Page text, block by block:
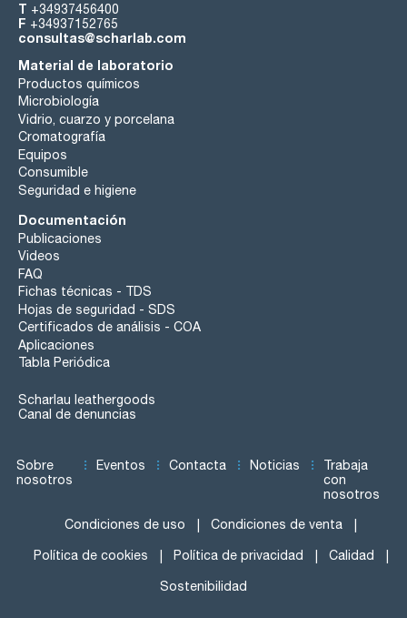
T +34937456400
F +34937152765
consultas@scharlab.com
Material de laboratorio
Productos químicos
Microbiología
Vidrio, cuarzo y porcelana
Cromatografía
Equipos
Consumible
Seguridad e higiene
Documentación
Publicaciones
Videos
FAQ
Fichas técnicas - TDS
Hojas de seguridad - SDS
Certificados de análisis - COA
Aplicaciones
Tabla Periódica
Scharlau leathergoods
Canal de denuncias
Sobre
nosotros
Eventos Contacta Noticias
Trabaja
con
nosotros
Condiciones de uso Condiciones de venta
Política de cookies Política de privacidad Calidad
Sostenibilidad